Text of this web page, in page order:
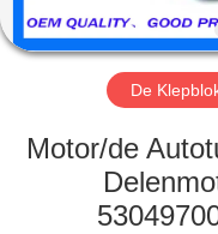
OVER
ONS
De
Motor/de